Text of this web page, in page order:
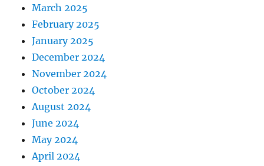
March 2025
February 2025
January 2025
December 2024
November 2024
October 2024
August 2024
June 2024
May 2024
April 2024